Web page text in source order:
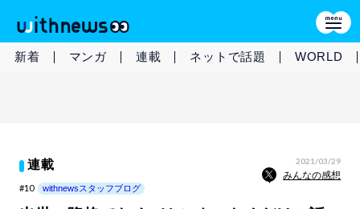
新着 マンガ 連載 ネットで話題 WORLD
連載 2021/03/29
みんなの感想
#10 withnewsスタッフブログ